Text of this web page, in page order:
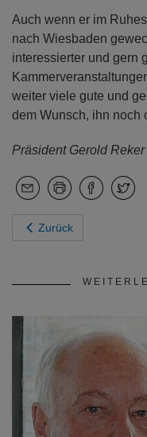
Auch wenn er im
nach Wiesbaden
interessierter und gern
weiter viele gute und
dem Wunsch, ihn noch
Präsident Gerold Reker
Zurück